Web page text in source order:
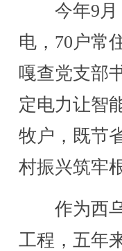
今年9月
电，70户常
嘎查党支部
定电力让智
牧户，既节
村振兴筑牢
作为西乌
工程，五年